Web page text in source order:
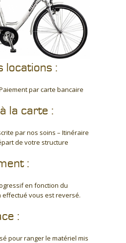
locations :
par carte bancaire
la carte :
par nos soins – Itinéraire
de votre structure
:
en fonction du
vous est reversé.
:
pour ranger le matériel mis